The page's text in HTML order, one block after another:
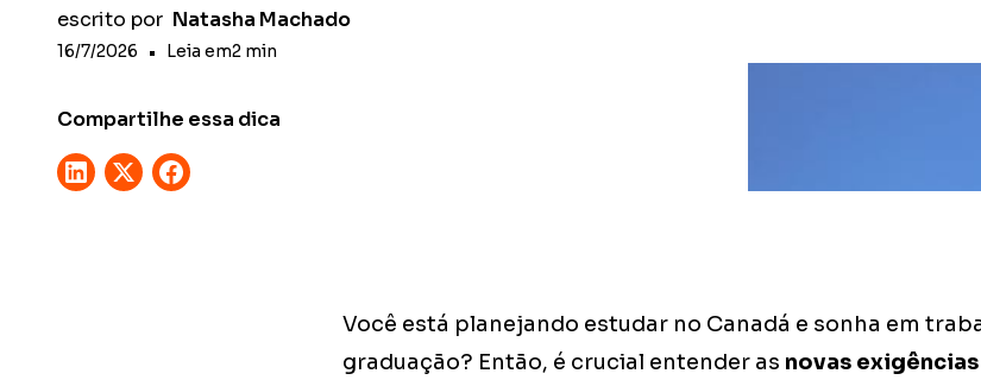
escrito por Natasha Machado
16/7/2026 • Leia em2 min
Compartilhe essa dica
Você está planejando estudar no Canadá e sonha em
graduação? Então, é crucial entender as novas